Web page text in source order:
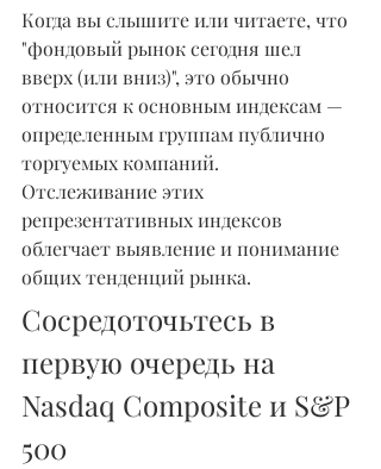
Когда вы слышите или читаете, что
"фондовый рынок сегодня шел
вверх (или вниз)", это обычно
относится к основным индексам —
определенным группам публично
торгуемых компаний.
Отслеживание этих
репрезентативных индексов
облегчает выявление и понимание
общих тенденций рынка.
Сосредоточьтесь в
первую очередь на
Nasdaq Composite и S&P
500